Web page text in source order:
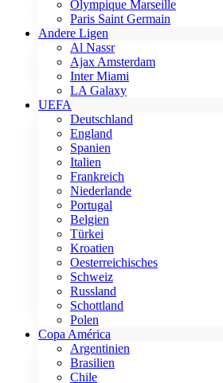
Olympique Marseille
Paris Saint Germain
Andere Ligen
Al Nassr
Ajax Amsterdam
Inter Miami
LA Galaxy
UEFA
Deutschland
England
Spanien
Italien
Frankreich
Niederlande
Portugal
Belgien
Türkei
Kroatien
Oesterreichisches
Schweiz
Russland
Schottland
Polen
Copa América
Argentinien
Brasilien
Chile